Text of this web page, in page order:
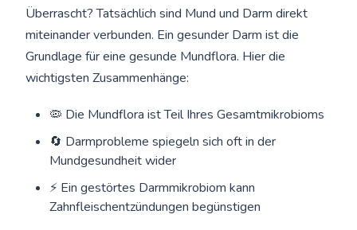
Überrascht? Tatsächlich sind Mund und Darm direkt
miteinander verbunden. Ein gesunder Darm ist die
Grundlage für eine gesunde Mundflora. Hier die
wichtigsten Zusammenhänge:
🦠 Die Mundflora ist Teil Ihres Gesamtmikrobioms
🔄 Darmprobleme spiegeln sich oft in der
Mundgesundheit wider
⚡ Ein gestörtes Darmmikrobiom kann
Zahnfleischentzündungen begünstigen